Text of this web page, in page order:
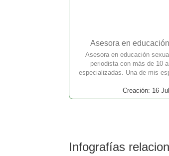
Asesora en
Asesora en educación
periodista con más de 10
especializadas. Una de mis
Creación: 16
Infografías